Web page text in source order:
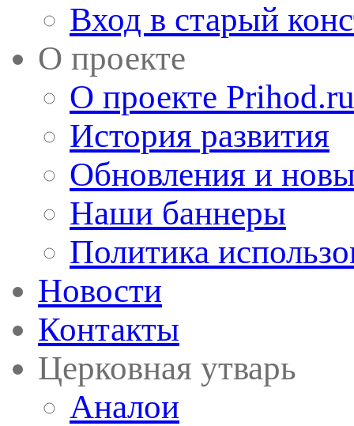
Вход в старый
О проекте
О проекте Prihod.ru
История развития
Обновления и
Наши баннеры
Политика
Новости
Контакты
Церковная утварь
Аналои